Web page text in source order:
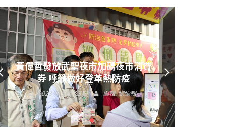
黃偉哲發放武聖夜市加碼夜市消費
券 呼籲做好登革熱防疫
2023 年 9 月 23 日 編輯:總編輯